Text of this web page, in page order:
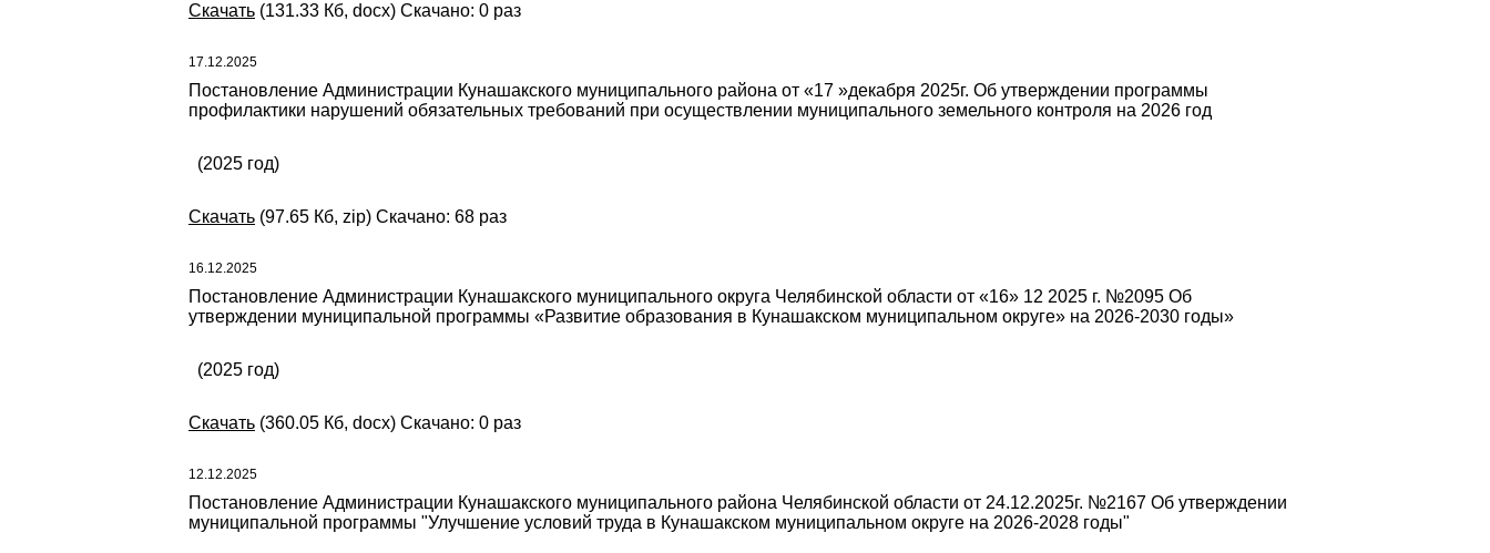
Скачать (131.33 Кб, docx) Скачано: 0 раз
17.12.2025
Постановление Администрации Кунашакского муниципального района от «17 »декабря 2025г. Об утверждении программы
профилактики нарушений обязательных требований при осуществлении муниципального земельного контроля на 2026 год
(2025 год)
Скачать (97.65 Кб, zip) Скачано: 68 раз
16.12.2025
Постановление Администрации Кунашакского муниципального округа Челябинской области от «16» 12 2025 г. №2095 Об
утверждении муниципальной программы «Развитие образования в Кунашакском муниципальном округе» на 2026-2030 годы»
(2025 год)
Скачать (360.05 Кб, docx) Скачано: 0 раз
12.12.2025
Постановление Администрации Кунашакского муниципального района Челябинской области от 24.12.2025г. №2167 Об утверждении
муниципальной программы "Улучшение условий труда в Кунашакском муниципальном округе на 2026-2028 годы"